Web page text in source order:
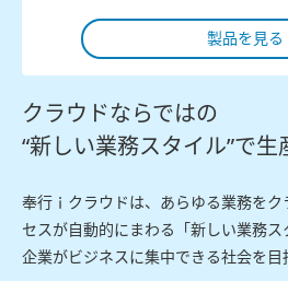
製品を見る
クラウドならではの
“新しい業務スタイル”で生
奉行ｉクラウドは、あらゆる業務をク
セスが自動的にまわる「新しい業務
企業がビジネスに集中できる社会を目